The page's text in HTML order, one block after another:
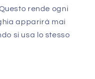
rende ogni
apparirà mai
si usa lo stesso